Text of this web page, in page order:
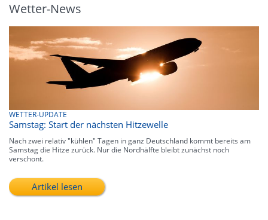
Wetter-News
WETTER-UPDATE
Samstag: Start der nächsten Hitzewelle
Nach zwei relativ "kühlen" Tagen in ganz Deutschland kommt bereits am
Samstag die Hitze zurück. Nur die Nordhälfte bleibt zunächst noch
verschont.
Artikel lesen